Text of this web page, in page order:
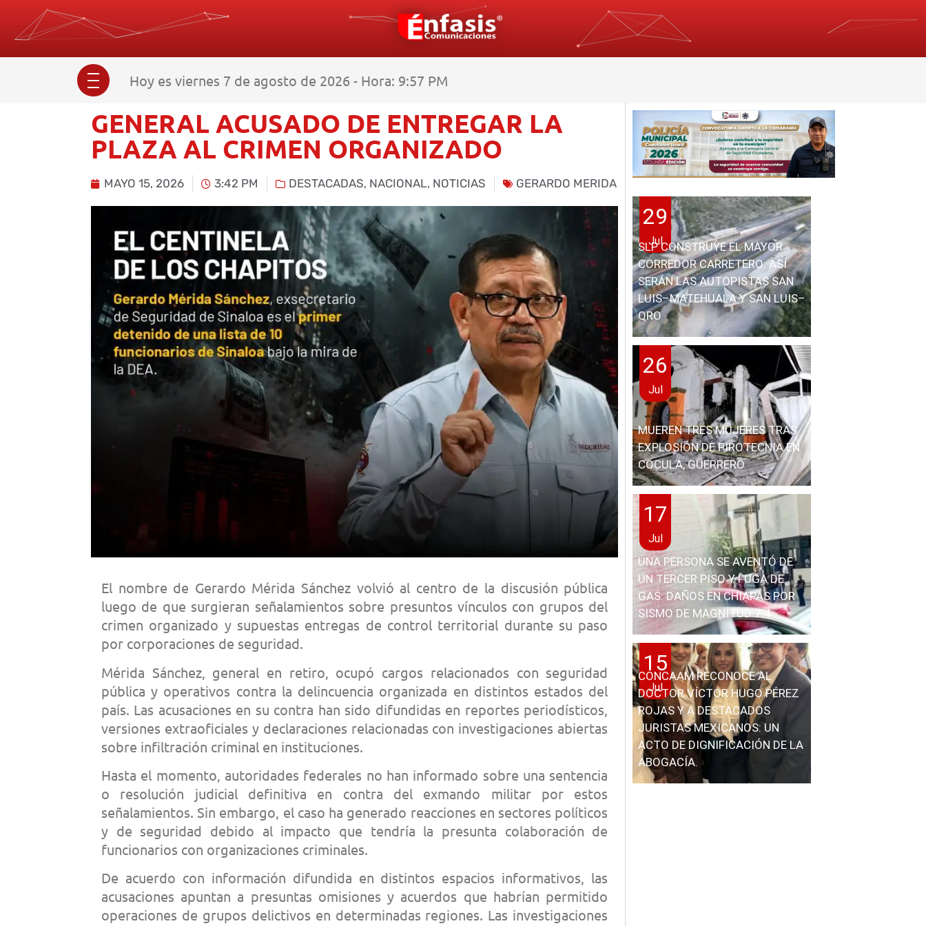
Hoy es viernes 7 de agosto de 2026 - Hora: 9:57 PM
GENERAL ACUSADO DE ENTREGAR LA
PLAZA AL CRIMEN ORGANIZADO
MAYO 15, 2026 3:42 PM DESTACADAS, NACIONAL, NOTICIAS GERARDO MERIDA
El nombre de Gerardo Mérida Sánchez volvió al centro de la discusión pública
luego de que surgieran señalamientos sobre presuntos vínculos con grupos del
crimen organizado y supuestas entregas de control territorial durante su paso
por corporaciones de seguridad.
Mérida Sánchez, general en retiro, ocupó cargos relacionados con seguridad
pública y operativos contra la delincuencia organizada en distintos estados del
país. Las acusaciones en su contra han sido difundidas en reportes periodísticos,
versiones extraoficiales y declaraciones relacionadas con investigaciones abiertas
sobre infiltración criminal en instituciones.
Hasta el momento, autoridades federales no han informado sobre una sentencia
o resolución judicial definitiva en contra del exmando militar por estos
señalamientos. Sin embargo, el caso ha generado reacciones en sectores políticos
y de seguridad debido al impacto que tendría la presunta colaboración de
funcionarios con organizaciones criminales.
De acuerdo con información difundida en distintos espacios informativos, las
acusaciones apuntan a presuntas omisiones y acuerdos que habrían permitido
operaciones de grupos delictivos en determinadas regiones. Las investigaciones
29
Jul
SLP CONSTRUYE EL MAYOR
CORREDOR CARRETERO: ASÍ
SERÁN LAS AUTOPISTAS SAN
LUIS–MATEHUALA Y SAN LUIS–
QRO
26
Jul
MUEREN TRES MUJERES TRAS
EXPLOSIÓN DE PIROTECNIA EN
COCULA, GUERRERO
17
Jul
UNA PERSONA SE AVENTÓ DE
UN TERCER PISO Y FUGA DE
GAS: DAÑOS EN CHIAPAS POR
SISMO DE MAGNITUD 7.4
15
Jul
CONCAAM RECONOCE AL
DOCTOR VÍCTOR HUGO PÉREZ
ROJAS Y A DESTACADOS
JURISTAS MEXICANOS: UN
ACTO DE DIGNIFICACIÓN DE LA
ABOGACÍA.